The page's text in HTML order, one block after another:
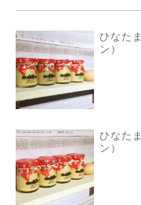
ひなた
ン）
ひなた
ン）